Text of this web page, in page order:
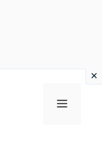
MENU